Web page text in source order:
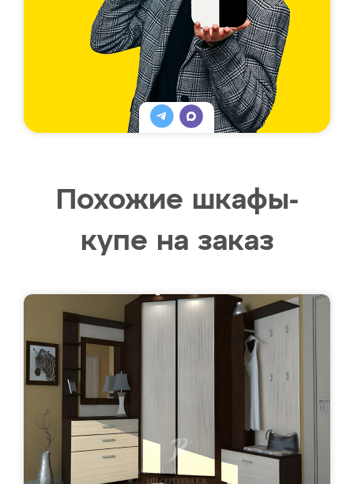
Похожие шкафы-
купе на заказ